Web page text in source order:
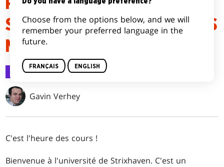
STRIXHAVEN : L'ACADÉMIE DES
MAGES
Feature 12 avr. 2021
Gavin Verhey
C'est l'heure des cours !
Bienvenue à l'université de Strixhaven. C'est un
Choose from the options below, and we will
remember your preferred language in the
future.
FRANÇAIS ENGLISH